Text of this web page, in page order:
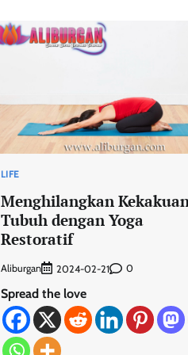
LIFE
Menghilangkan
Tubuh dengan Yoga
Restoratif
Aliburgan 2024-02-21 0
Spread the love